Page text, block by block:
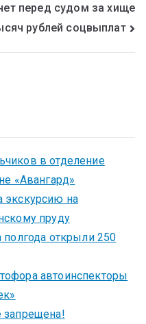
перед судом за хище
рублей соцвыплат
в отделение
«Авангард»
экскурсию на
пруду
полгода открыли 250
автоинспекторы
запрещена!